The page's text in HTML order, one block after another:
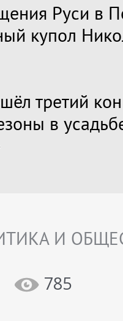
Руси в
купол
третий
в
И
785